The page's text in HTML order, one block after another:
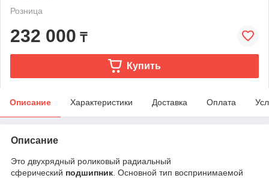
Розница
232 000 ₸
Купить
Описание Характеристики Доставка Оплата
Описание
Это двухрядный роликовый радиальный
сферический подшипник . Основной тип воспринимаемой